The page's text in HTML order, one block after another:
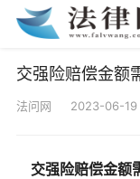
交强险赔偿金额
法问网 2023-06-19
交强险赔偿金额